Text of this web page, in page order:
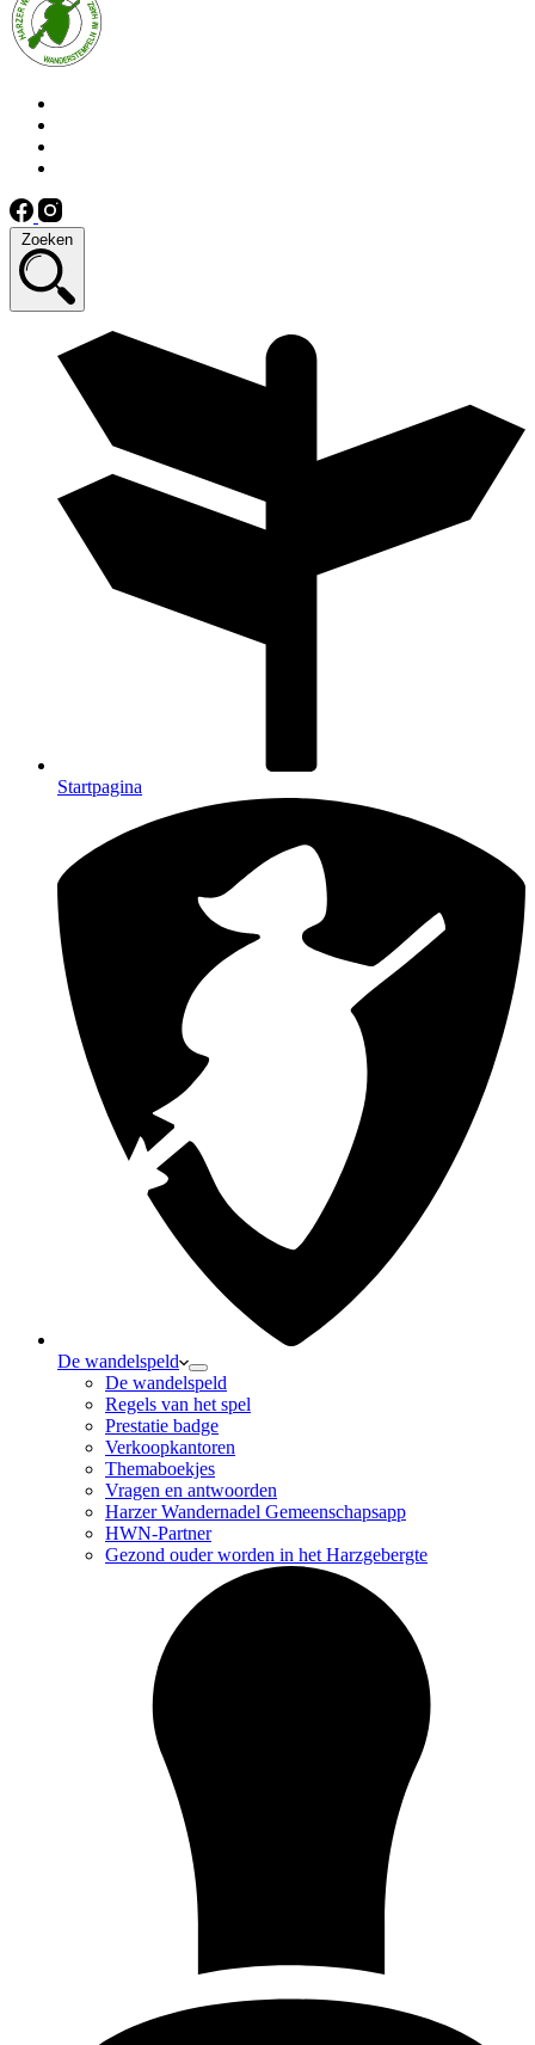
Zoeken
Startpagina
De wandelspeld
De wandelspeld
Regels van het spel
Prestatie badge
Verkoopkantoren
Themaboekjes
Vragen en antwoorden
Harzer Wandernadel Gemeenschapsapp
HWN-Partner
Gezond ouder worden in het Harzgebergte